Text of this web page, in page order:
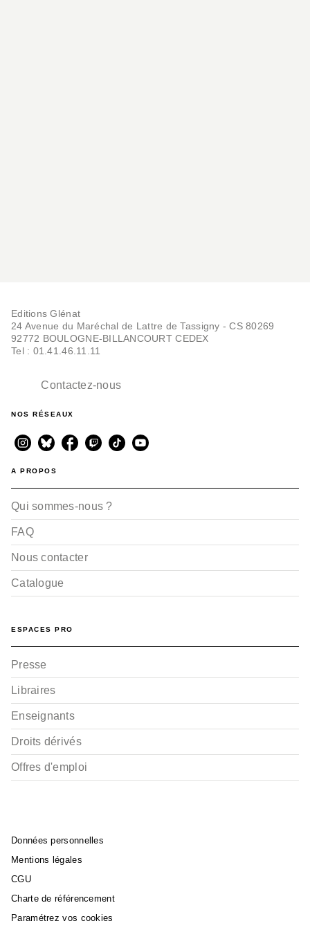
Editions Glénat
24 Avenue du Maréchal de Lattre de Tassigny - CS 80269
92772 BOULOGNE-BILLANCOURT CEDEX
Tel : 01.41.46.11.11
Contactez-nous
NOS RÉSEAUX
A PROPOS
Qui sommes-nous ?
FAQ
Nous contacter
Catalogue
ESPACES PRO
Presse
Libraires
Enseignants
Droits dérivés
Offres d'emploi
Données personnelles
Mentions légales
CGU
Charte de référencement
Paramétrez vos cookies